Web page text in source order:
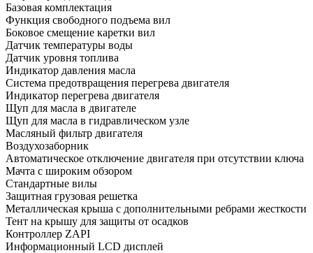
Базовая комплектация
Функция свободного подъема вил
Боковое смещение каретки вил
Датчик температуры воды
Датчик уровня топлива
Индикатор давления масла
Система предотвращения перегрева двигателя
Индикатор перегрева двигателя
Щуп для масла в двигателе
Щуп для масла в гидравлическом узле
Масляный фильтр двигателя
Воздухозаборник
Автоматическое отключение двигателя при отсутствии ключа
Мачта с широким обзором
Стандартные вилы
Защитная грузовая решетка
Металлическая крыша с дополнительными ребрами жесткости
Тент на крышу для защиты от осадков
Контроллер ZAPI
Информационный LCD дисплей